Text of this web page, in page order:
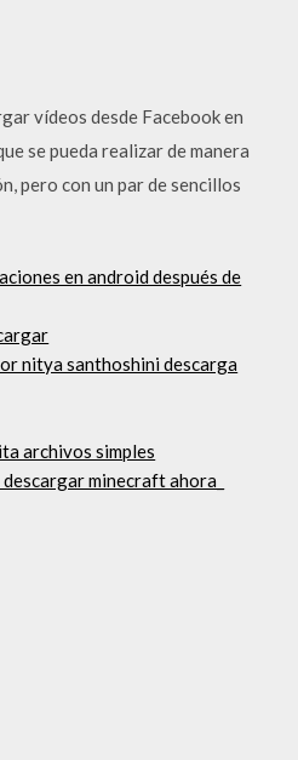
vídeos desde Facebook en
se pueda realizar de manera
pero con un par de sencillos
en android después de
nitya santhoshini descarga
archivos simples
minecraft ahora_